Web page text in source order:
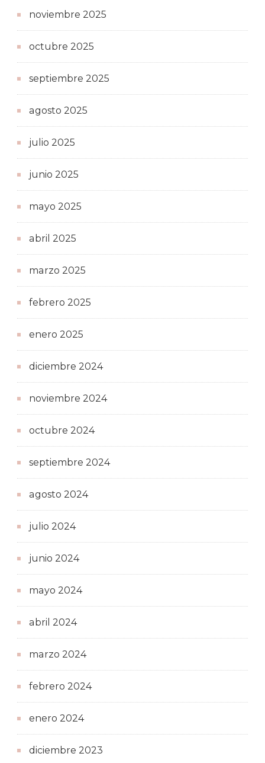
noviembre 2025
octubre 2025
septiembre 2025
agosto 2025
julio 2025
junio 2025
mayo 2025
abril 2025
marzo 2025
febrero 2025
enero 2025
diciembre 2024
noviembre 2024
octubre 2024
septiembre 2024
agosto 2024
julio 2024
junio 2024
mayo 2024
abril 2024
marzo 2024
febrero 2024
enero 2024
diciembre 2023